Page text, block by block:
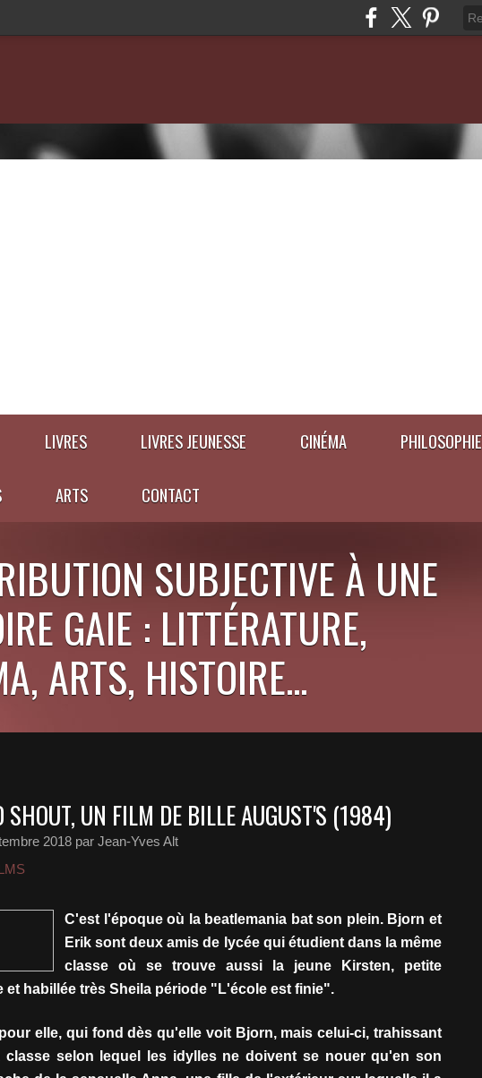
LIVRES LIVRES JEUNESSE CINÉMA PHILOSOPHIE
ARTS CONTACT
SUBJECTIVE À UNE
GAIE : LITTÉRATURE,
ARTS, HISTOIRE...
SHOUT, UN FILM DE BILLE AUGUST'S (1984)
2018 par Jean-Yves Alt
C'est l'époque où la beatlemania bat son plein. Bjorn et
Erik sont deux amis de lycée qui étudient dans la même
classe où se trouve aussi la jeune Kirsten, petite
et habillée très Sheila période "L'école est finie".
elle, qui fond dès qu'elle voit Bjorn, mais celui-ci, trahissant
classe selon lequel les idylles ne doivent se nouer qu'en son